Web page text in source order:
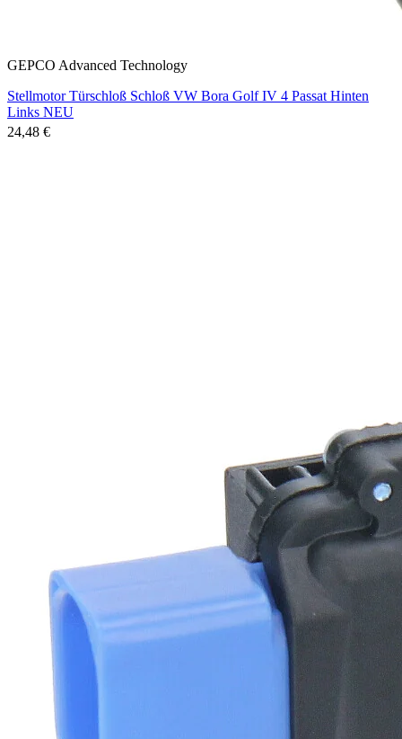
GEPCO Advanced Technology
Stellmotor Türschloß Schloß VW Bora Golf IV 4 Passat Hinten
Links NEU
24,48 €